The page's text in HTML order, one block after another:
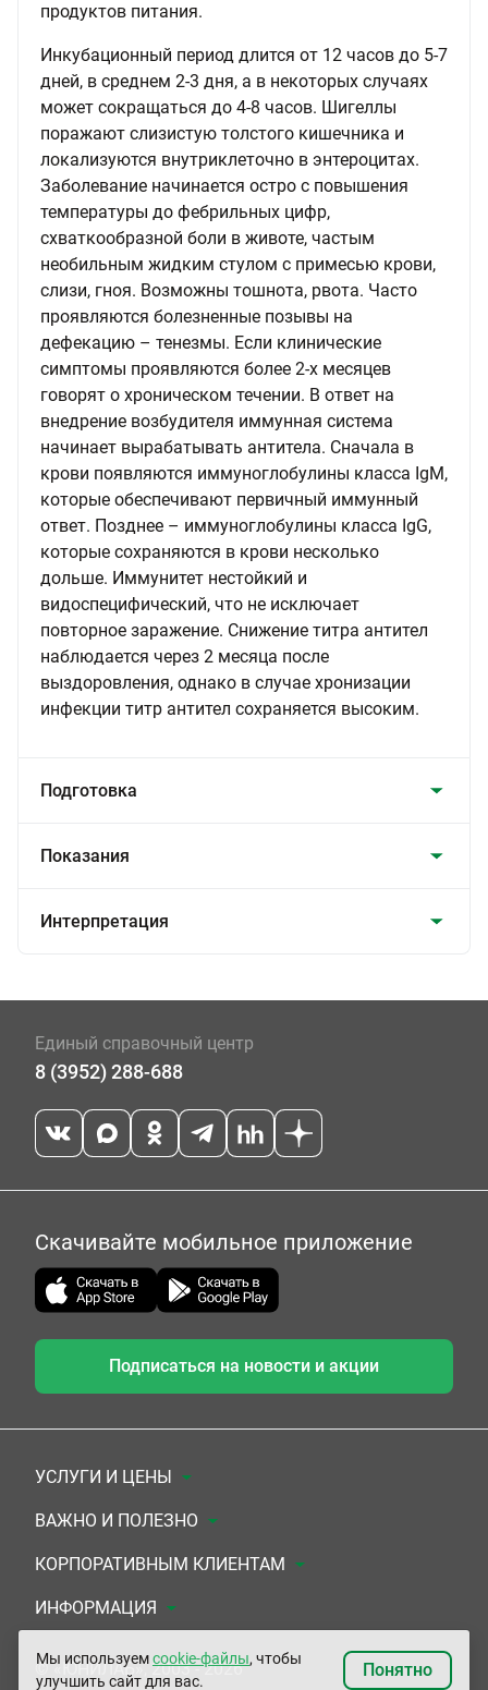
продуктов питания.
Инкубационный период длится от 12 часов до 5-7
дней, в среднем 2-3 дня, а в некоторых случаях
может сокращаться до 4-8 часов. Шигеллы
поражают слизистую толстого кишечника и
локализуются внутриклеточно в энтероцитах.
Заболевание начинается остро с повышения
температуры до фебрильных цифр,
схваткообразной боли в животе, частым
необильным жидким стулом с примесью крови,
слизи, гноя. Возможны тошнота, рвота. Часто
проявляются болезненные позывы на
дефекацию – тенезмы. Если клинические
симптомы проявляются более 2-х месяцев
говорят о хроническом течении. В ответ на
внедрение возбудителя иммунная система
начинает вырабатывать антитела. Сначала в
крови появляются иммуноглобулины класса IgM,
которые обеспечивают первичный иммунный
ответ. Позднее – иммуноглобулины класса IgG,
которые сохраняются в крови несколько
дольше. Иммунитет нестойкий и
видоспецифический, что не исключает
повторное заражение. Снижение титра антител
наблюдается через 2 месяца после
выздоровления, однако в случае хронизации
инфекции титр антител сохраняется высоким.
Подготовка
Показания
Интерпретация
Единый справочный центр
8 (3952) 288-688
Скачивайте мобильное приложение
Подписаться на новости и акции
УСЛУГИ И ЦЕНЫ
Анализы
Комплексы
УЗИ
ЭКГ/Холтер/СМАД
ВАЖНО И ПОЛЕЗНО
Документы для заключения договора
Система скидок
Подарочные сертификаты
КОРПОРАТИВНЫМ КЛИЕНТАМ
Медицинским организациям
Прочим организациям
ИНФОРМАЦИЯ
О Компании
© «ЮНИЛАБ», 2003 - 2026
Мы используемcookie-файлы, чтобы
улучшить сайт для вас.
Понятно